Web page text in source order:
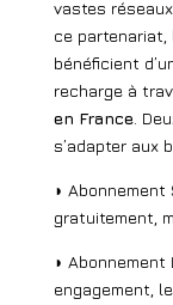
vastes
ce partenariat,
bénéficient
recharge à
en France.
s’adapter aux
◗ Abonnement
gratuitement,
◗ Abonnement
engagement,